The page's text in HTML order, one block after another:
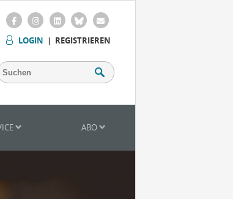
LOGIN | REGISTRIEREN
ABO